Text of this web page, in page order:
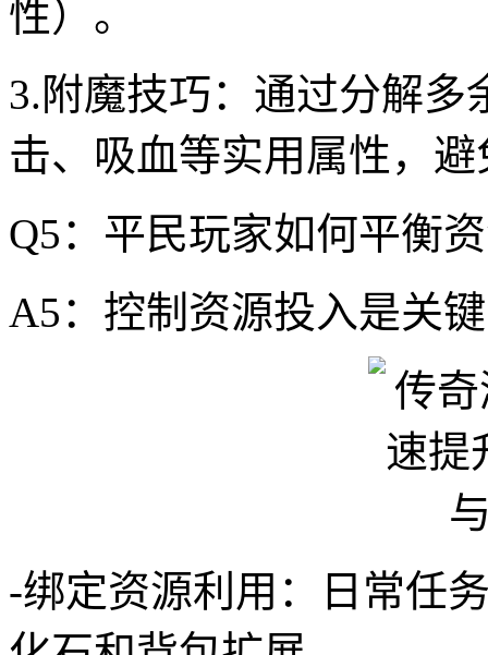
性）。
3.附魔技巧：通过分解
击、吸血等实用属性，
Q5：平民玩家如何平衡
A5：控制资源投入是关
-绑定资源利用：日常任